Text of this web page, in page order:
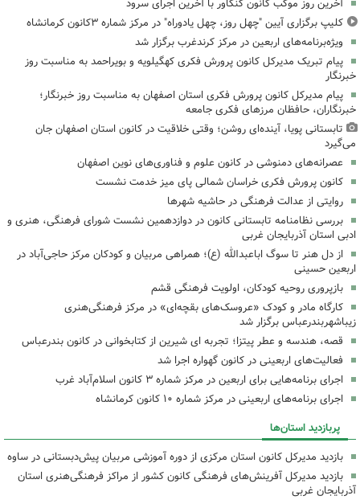
آخرین روز موکب کانون کنگاور با آخرین اجرای سرود
کلیپ برگزاری آیین "چهل روز، چهل یادوراه" در مرکز شماره ۳کانون کرمانشاه
ویژه‌برنامه‌های اربعین در مرکز کرندغرب برگزار شد
پیام تبریک مدیرکل کانون پرورش فکری کهگیلویه و بویراحمد به مناسبت روز
خبرنگار
پیام مدیرکل کانون پرورش فکری استان اصفهان به مناسبت روز خبرنگار؛
خبرنگاران، حافظان مرزهای فکری جامعه
تابستانی پویا، آینده‌ای روشن؛ وقتی خلاقیت در کانون استان اصفهان جان
می‌گیرد
عصرانه‌های دمنوشی در کانون علوم و فناوری‌های نوین اصفهان
کانون پرورش فکری خراسان شمالی پای میز خدمت نشست
روایتی از عدالت فرهنگی در حاشیه شهرها
بررسی نظامنامه تابستانی کانون در دوازدهمین نشست شورای فرهنگی، هنری و
ادبی استان آذربایجان غربی
از دل هنر تا سوگ اباعبدالله (ع)؛ همراهی مربیان و کودکان مرکز حاجی‌آباد در
اربعین حسینی
بازپروری روحیه کودکان، اولویت فرهنگی قشم
کارگاه مادر و کودک «عروسک‌های بقچه‌ای» در مرکز فرهنگی‌هنری
زیباشهربندرعباس برگزار شد
قصه، هندسه و عطر پیتزا؛ تجربه ای شیرین از کتابخوانی در کانون بندرعباس
فعالیت‌های اربعینی در کانون گهواره اجرا شد
اجرای برنامه‌هایی برای اربعین در مرکز شماره ۳ کانون اسلام‌آباد غرب
اجرای برنامه‌های اربعینی در مرکز شماره ۱۰ کانون کرمانشاه
پربازدید استان‌ها
بازدید مدیرکل کانون استان مرکزی از دوره آموزشی مربیان پیش‌دبستانی در ساوه
بازدید مدیرکل آفرینش‌های فرهنگی کانون کشور از مراکز فرهنگی‌هنری استان
آذربایجان غربی